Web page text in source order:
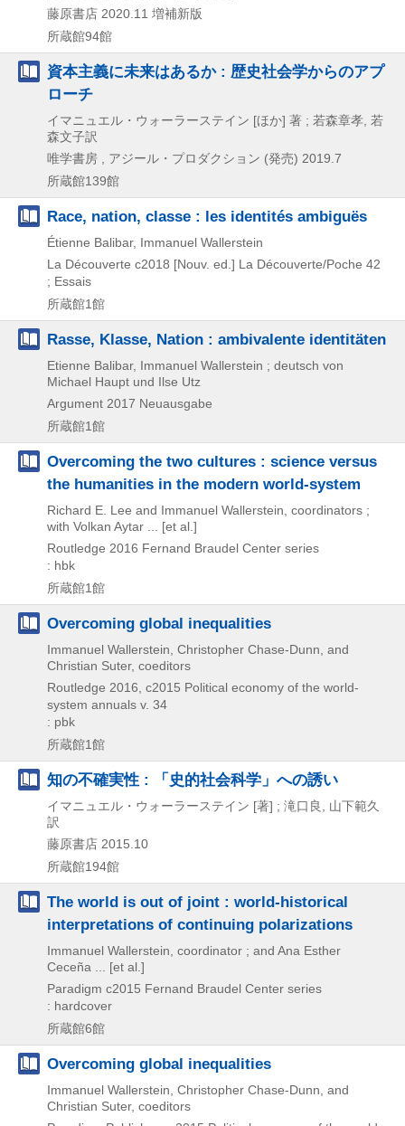
藤原書店 2020.11 増補新版
所蔵館94館
資本主義に未来はあるか : 歴史社会学からのアプ
ローチ
イマニュエル・ウォーラーステイン [ほか] 著 ; 若森章孝, 若
森文子訳
唯学書房 , アジール・プロダクション (発売) 2019.7
所蔵館139館
Race, nation, classe : les identités ambiguës
Étienne Balibar, Immanuel Wallerstein
La Découverte c2018 [Nouv. ed.] La Découverte/Poche 42
; Essais
所蔵館1館
Rasse, Klasse, Nation : ambivalente identitäten
Etienne Balibar, Immanuel Wallerstein ; deutsch von
Michael Haupt und Ilse Utz
Argument 2017 Neuausgabe
所蔵館1館
Overcoming the two cultures : science versus
the humanities in the modern world-system
Richard E. Lee and Immanuel Wallerstein, coordinators ;
with Volkan Aytar ... [et al.]
Routledge 2016 Fernand Braudel Center series
: hbk
所蔵館1館
Overcoming global inequalities
Immanuel Wallerstein, Christopher Chase-Dunn, and
Christian Suter, coeditors
Routledge 2016, c2015 Political economy of the world-
system annuals v. 34
: pbk
所蔵館1館
知の不確実性 : 「史的社会科学」への誘い
イマニュエル・ウォーラーステイン [著] ; 滝口良, 山下範久
訳
藤原書店 2015.10
所蔵館194館
The world is out of joint : world-historical
interpretations of continuing polarizations
Immanuel Wallerstein, coordinator ; and Ana Esther
Ceceña ... [et al.]
Paradigm c2015 Fernand Braudel Center series
: hardcover
所蔵館6館
Overcoming global inequalities
Immanuel Wallerstein, Christopher Chase-Dunn, and
Christian Suter, coeditors